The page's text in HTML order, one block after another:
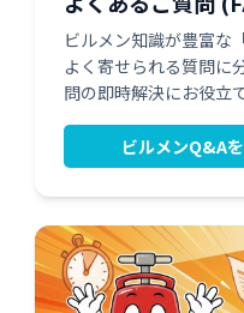
ビルメン知識が豊富な
よく寄せられる質問に
問の即時解決にお役立
ビルメンQ&A